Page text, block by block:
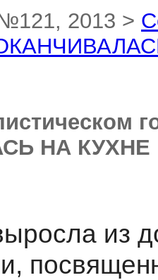
2013 >
НА КУХНЕ
из